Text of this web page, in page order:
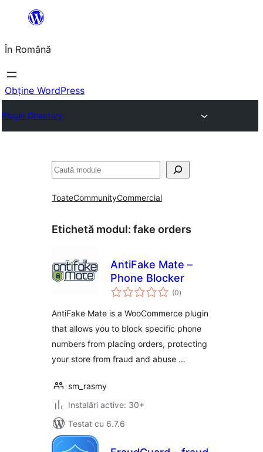
conținut
În Română
Obține WordPress
Plugin Directory
Caută
ToateCommunityCommercial
Etichetă modul: fake orders
AntiFake Mate –
Phone Blocker
(0total
aprecieri
)
AntiFake Mate is a WooCommerce plugin
that allows you to block specific phone
numbers from placing orders, protecting
your store from fraud and abuse …
sm_rasmy
Instalări active: 30+
Testat cu 6.7.6